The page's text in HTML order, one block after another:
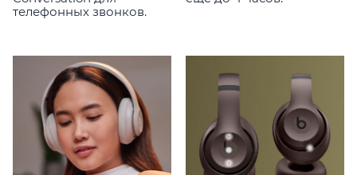
телефонных звонков.